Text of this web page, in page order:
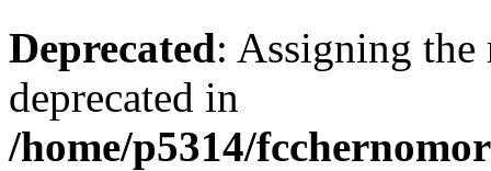
Deprecated: Assigning the
deprecated in
/home/p5314/